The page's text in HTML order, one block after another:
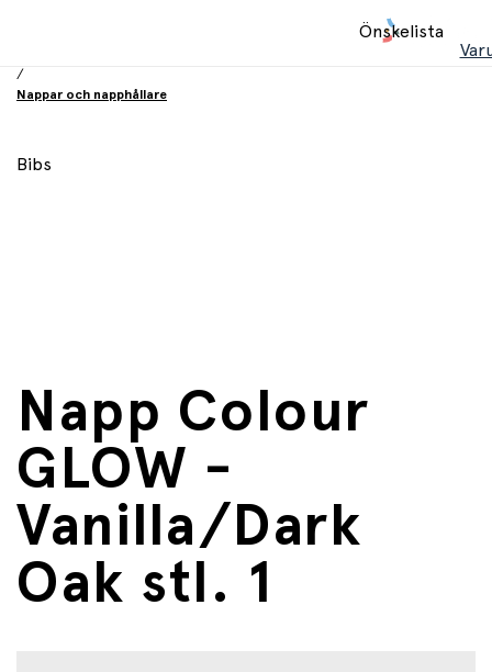
Önskelista
/
Nappar och napphållare
Bibs
Napp Colour
GLOW -
Vanilla/Dark
Oak stl. 1